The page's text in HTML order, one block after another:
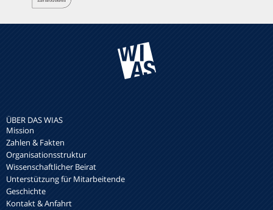
ÜBER DAS WIAS
Mission
Zahlen & Fakten
Organisationsstruktur
Wissenschaftlicher Beirat
Unterstützung für Mitarbeitende
Geschichte
Kontakt & Anfahrt